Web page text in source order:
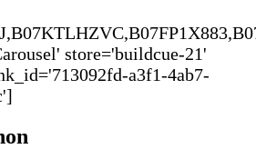
store='buildcue-21'
a3f1-4ab7-